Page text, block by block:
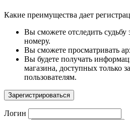
Какие преимущества дает
Вы сможете отследить судьбу
номеру.
Вы сможете просматривать
Вы будете получать
магазина, доступных только
пользователям.
Зарегистрироваться
Логин